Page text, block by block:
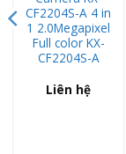
CF2204S-A 4 in
1 2.0Megapixel
Full color KX-
CF2204S-A
Liên hệ